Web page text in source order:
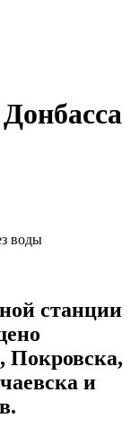
станции
Покровска,
и